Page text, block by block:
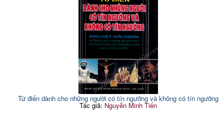
Từ điển dành cho những người có tín ngưỡng và không có tín ngưỡng
Tác giả: Nguyễn Minh Tiến